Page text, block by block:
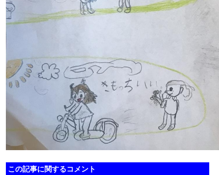
この記事に関するコメント